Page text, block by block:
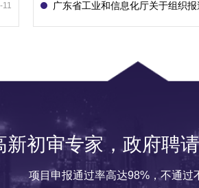
11
初审专家，政府聘
项目申报通过率高达98%，不通过